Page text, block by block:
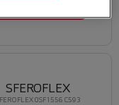
0SF1556 C593
SFEROFLEX